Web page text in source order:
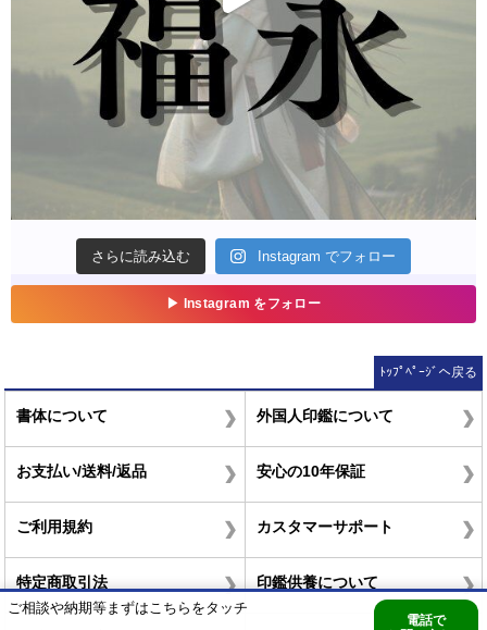
ご相談や納期等まずはこちらをタッチ
電話で
ﾄｯﾌﾟﾍﾟｰｼﾞへ戻る
書体について 外国人印鑑について
お支払い/送料/返品 安心の10年保証
ご利用規約 カスタマーサポート
特定商取引法 印鑑供養について